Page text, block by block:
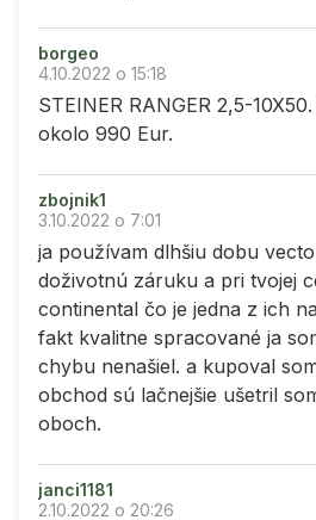
borgeo
4.10.2022 o 15:18
STEINER RANGER 2,5-
okolo 990 Eur.
zbojnik1
3.10.2022 o 7:01
ja používam dlhšiu dobu
doživotnú záruku a pri tvojej
continental čo je jedna z ich
fakt kvalitne spracované ja
chybu nenašiel. a kupoval
obchod sú lačnejšie ušetril
oboch.
janci1181
2.10.2022 o 20:26